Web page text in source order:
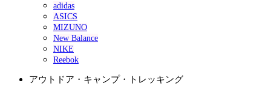
adidas
ASICS
MIZUNO
New Balance
NIKE
Reebok
アウトドア・キャンプ・トレッキング